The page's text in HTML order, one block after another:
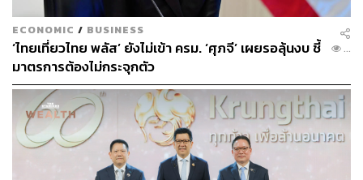
แก้นิยามหนี้สาธารณะจะทำให้อันดับเครดิตไทย ‘ดีขึ้น’
หรือไม่
แหล่งข่าวกระทรวงการคลังกล่าวอีกว่า การปรับเปลี่ยนนิยาม
ใดๆ ไม่เกี่ยวข้องกับอันดับความน่าเชื่อของประเทศ
(Sovereign Credit Rating) เนื่องจากบริษัทจัดอันดับความน่า
เชื่อถือต่างๆ สามารถคำนวณหนี้สาธารณะได้เองอยู่แล้ว
ECONOMIC / BUSINESS
‘ไทยเที่ยวไทย พลัส’ ยังไม่เข้า ครม. ‘ศุภจี’ เผยรอลุ้นงบ ชี้
มาตรการต้องไม่กระจุกตัว
...